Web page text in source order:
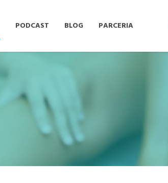
PODCAST BLOG PARCERIA